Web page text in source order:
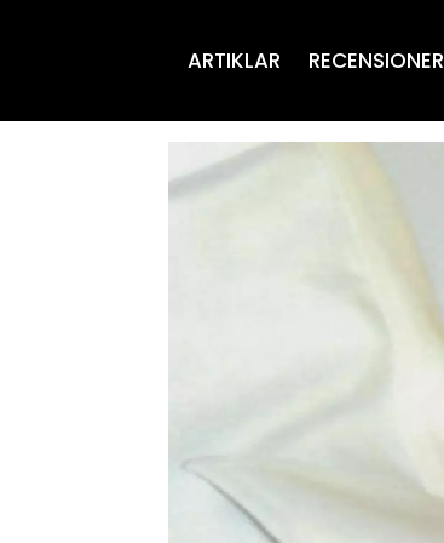
ARTIKLAR RECENSIONER